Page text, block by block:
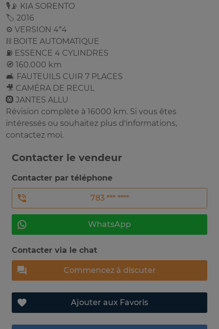
🎙️📡 KIA SORENTO
🏷️ 2016
⚙️ VERSION 4*4
⛓️ BOITE AUTOMATIQUE
⛽️ ESSENCE 4 CYLINDRES
🧭 160.000 km
🛋️ FAUTEUILS CUIR 7 PLACES
🎥 CAMÉRA DE RECUL
🛞 JANTES ALLU
Révision complète à 16000 km. Si vous êtes
intéressés ou souhaitez plus d'informations,
contactez moi.
Contacter le vendeur
Contacter par téléphone
783 *** ****
WhatsApp
Contacter via le chat
Commencez à discuter
Ajouter aux Favoris